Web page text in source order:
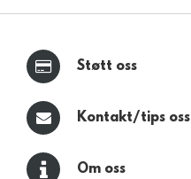
Støtt oss
Kontakt/tips oss
Om oss